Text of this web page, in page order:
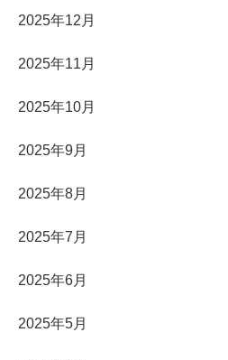
2025年12月
2025年11月
2025年10月
2025年9月
2025年8月
2025年7月
2025年6月
2025年5月